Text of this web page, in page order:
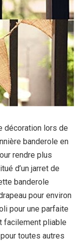
décoration lors de
banderole en
rendre plus
d’un jarret de
banderole
pour environ
pour une parfaite
facilement pliable
toutes autres